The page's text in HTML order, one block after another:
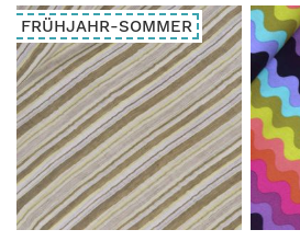
FRÜHJAHR-SOMMER